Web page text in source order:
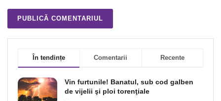
În tendințe Comentarii Recente
Vin furtunile! Banatul, sub cod galben
de vijelii şi ploi torenţiale